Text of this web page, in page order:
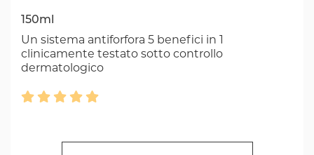
150ml
Un sistema antiforfora 5 benefici in 1
clinicamente testato sotto controllo
dermatologico